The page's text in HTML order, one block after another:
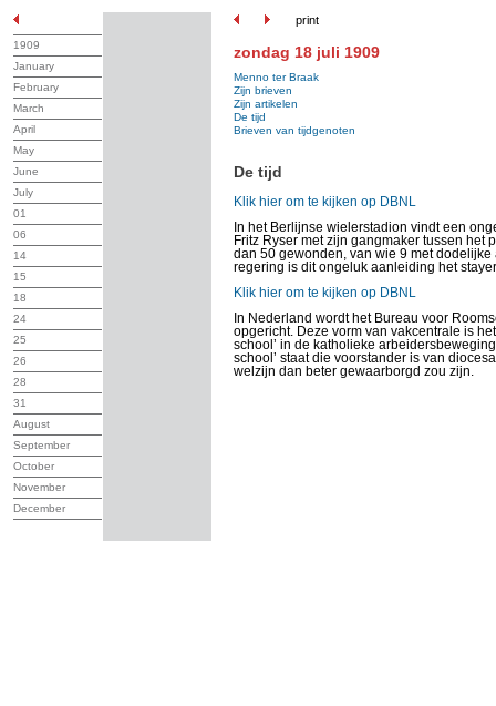
print
1909
January
February
March
April
May
June
July
01
06
14
15
18
24
25
26
28
31
August
September
October
November
December
zondag 18 juli 1909
Menno ter Braak
Zijn brieven
Zijn artikelen
De tijd
Brieven van tijdgenoten
De tijd
Klik hier om te kijken op DBNL
In het Berlijnse wielerstadion vindt een
Fritz Ryser met zijn gangmaker tussen het
dan 50 gewonden, van wie 9 met dodelijke
regering is dit ongeluk aanleiding het
Klik hier om te kijken op DBNL
In Nederland wordt het Bureau voor
opgericht. Deze vorm van vakcentrale is
school’ in de katholieke
school’ staat die voorstander is van
welzijn dan beter gewaarborgd zou zijn.